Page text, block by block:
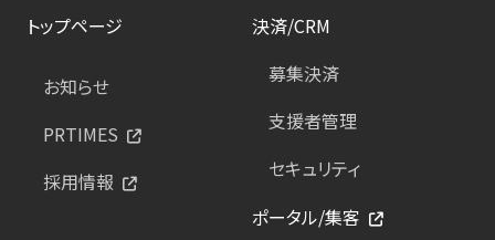
トップページ
お知らせ
PRTIMES
採用情報
決済/CRM
募集決済
支援者管理
セキュリティ
ポータル/集客